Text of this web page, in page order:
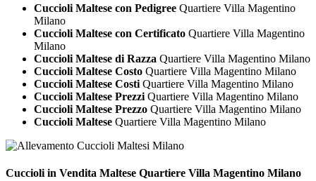
Cuccioli Maltese con Pedigree Quartiere Villa Magentino
Milano
Cuccioli Maltese con Certificato Quartiere Villa Magentino
Milano
Cuccioli Maltese di Razza Quartiere Villa Magentino Milano
Cuccioli Maltese Costo Quartiere Villa Magentino Milano
Cuccioli Maltese Costi Quartiere Villa Magentino Milano
Cuccioli Maltese Prezzi Quartiere Villa Magentino Milano
Cuccioli Maltese Prezzo Quartiere Villa Magentino Milano
Cuccioli Maltese Quartiere Villa Magentino Milano
Cuccioli in Vendita Maltese Quartiere Villa Magentino Milano